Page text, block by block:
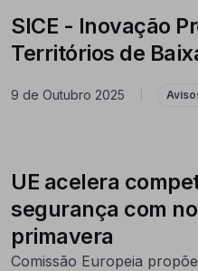
SICE - Inovação
Territórios de
9 de Outubro 2025
UE acelera
segurança com
primavera
Comissão Europeia